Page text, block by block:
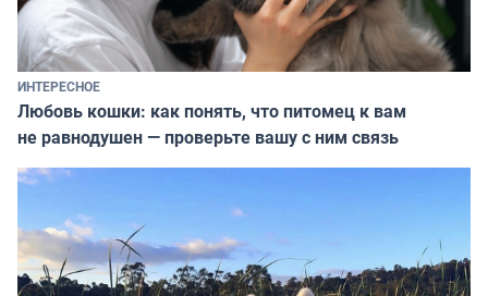
ИНТЕРЕСНОЕ
Любовь кошки: как понять, что питомец к вам
не равнодушен — проверьте вашу с ним связь